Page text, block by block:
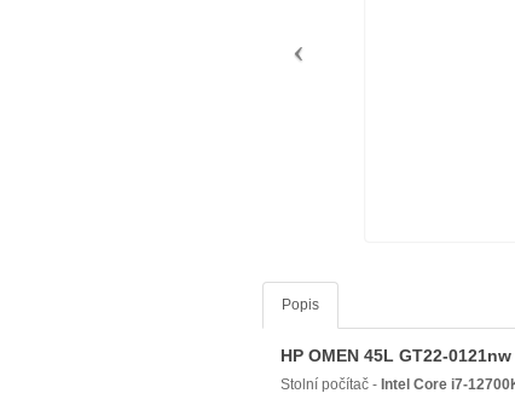
Popis
HP OMEN 45L GT22-0121nw
Stolní počítač - Intel Core i7-